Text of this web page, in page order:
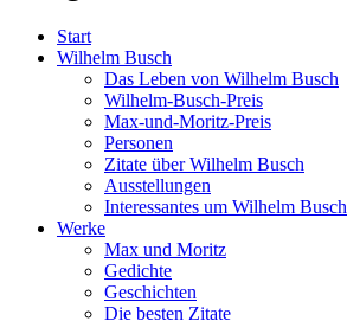
Start
Wilhelm Busch
Das Leben von Wilhelm Busch
Wilhelm-Busch-Preis
Max-und-Moritz-Preis
Personen
Zitate über Wilhelm Busch
Ausstellungen
Interessantes um Wilhelm Busch
Werke
Max und Moritz
Gedichte
Geschichten
Die besten Zitate